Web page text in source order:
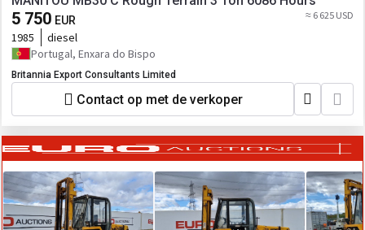
5 750 EUR ≈ 6 625 USD
1985
diesel
Portugal, Enxara do Bispo
Britannia Export Consultants Limited
Contact op met de verkoper